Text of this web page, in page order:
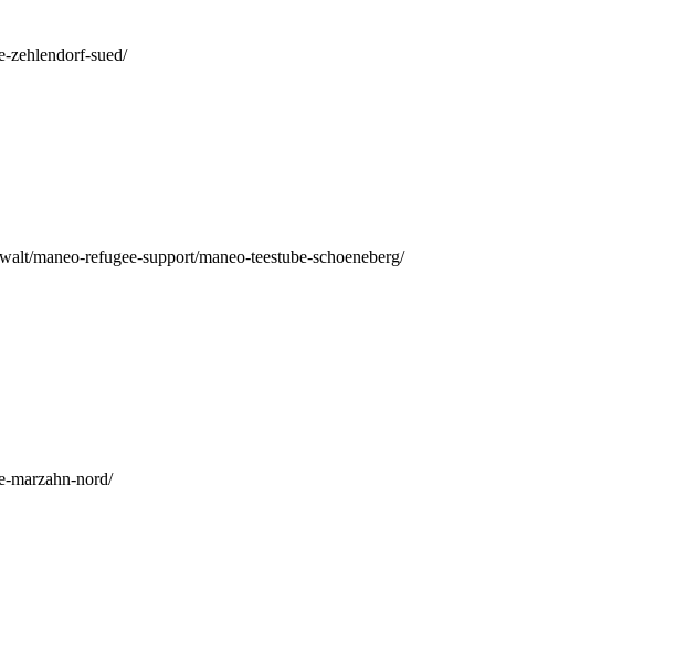
zehlendorf-sued/
maneo-refugee-support/maneo-teestube-schoeneberg/
marzahn-nord/